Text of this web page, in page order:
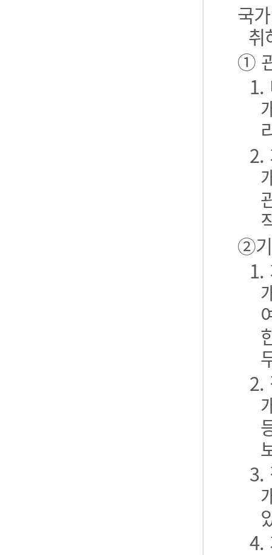
국
취
①
1.
2.
②기
1.
2.
3.
4.